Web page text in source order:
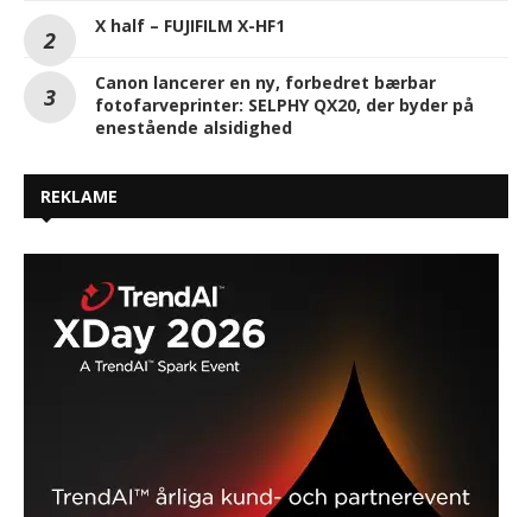
X half – FUJIFILM X-HF1
Canon lancerer en ny, forbedret bærbar
fotofarveprinter: SELPHY QX20, der byder på
enestående alsidighed
REKLAME